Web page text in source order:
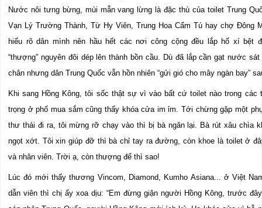
Nước nôi tưng bừng, mùi mẫn vang lừng là đặc thù của toilet Trung
Vạn Lý Trường Thành, Từ Hy Viên, Trung Hoa Cẩm Tú hay chợ Đông
hiểu rõ dân mình nên hầu hết các nơi công cộng đều lắp hố xí bệt
“thượng” nguyên đôi dép lên thành bồn cầu. Dù đã lắp cần gạt nước
chân nhưng dân Trung Quốc vẫn hồn nhiên “gửi gió cho mây ngàn bay”
Khi sang Hồng Kông, tôi sốc thật sự vì vào bất cứ toilet nào trong các
trọng ở phố mua sắm cũng thấy khóa cửa im ỉm. Tới chừng gặp một
thư thái đi ra, tôi mừng rỡ chạy vào thì bị bà ngăn lại. Bà rút xâu chìa
ngọt xớt. Tôi xin giúp đỡ thì bà chỉ tay ra đường, còn khoe là toilet ở
và nhân viên. Trời ạ, còn thượng đế thì sao!
Lúc đó mới thấy thương Vincom, Diamond, Kumho Asiana... ở Việt
dẫn viên thì chị ấy xoa dịu: “Em đừng giận người Hồng Kông, trước